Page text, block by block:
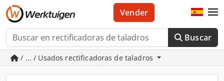
Buscar
Vender
/ ... / Usados rectificadoras de taladros